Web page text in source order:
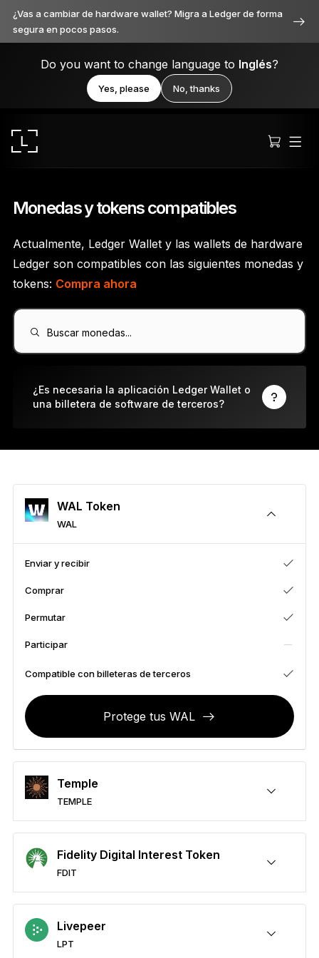
¿Vas a cambiar de hardware wallet? Migra a Ledger de forma
segura en pocos pasos.
Do you want to change language to Inglés?
Yes, please No, thanks
Premium desde cada ángulo
Ledger NanoGen5
Tan única como tú
Ver todas
Billeteras de hardware
Paquetes y packs
Accesorios
Soluciones de Recuperación
Ediciones limitadas
Ver todos los productos
Comparar signers Ledger
Monedas y tokens compatibles
Actualmente, Ledger Wallet y las wallets de hardware
Ledger son compatibles con las siguientes monedas y
tokens: Compra ahora
Buscar monedas...
¿Es necesaria la aplicación Ledger Wallet o
una billetera de software de terceros?
WAL Token
WAL
Enviar y recibir
Comprar
Permutar
Participar
Compatible con billeteras de terceros
Protege tus WAL
Temple
TEMPLE
Enviar y recibir
Comprar
Permutar
Participar
Compatible con billeteras de terceros
Protege tus TEMPLE
Fidelity Digital Interest Token
FDIT
Enviar y recibir
Comprar
Permutar
Participar
Compatible con billeteras de terceros
Protege tus FDIT
Livepeer
LPT